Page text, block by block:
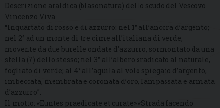
Descrizione araldica (blasonatura) dello scudo del Vescovo
Vincenzo Viva
“Inquartato di rosso e di azzurro: nel 1° all’ancora d’argento;
nel 2° ad un monte di tre cime all’italiana di verde,
movente da due burelle ondate d’azzurro, sormontato da una
stella (7) dello stesso; nel 3° all’albero sradicato al naturale,
fogliato di verde; al 4° all’aquila al volo spiegato d’argento,
imbeccata, membrata e coronata d’oro, lampassata e armata
d’azzurro”.
Il motto: «Euntes praedicate et curate» «Strada facendo